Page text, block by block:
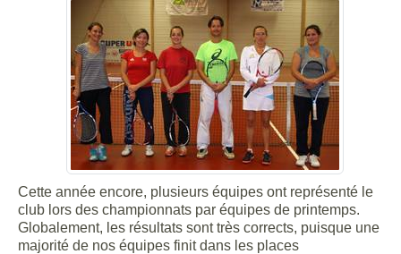
Cette année encore, plusieurs équipes ont représenté le
club lors des championnats par équipes de printemps.
Globalement, les résultats sont très corrects, puisque une
majorité de nos équipes finit dans les places